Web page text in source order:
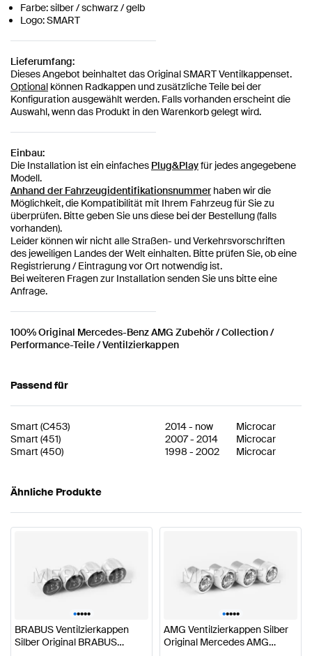
Farbe: silber / schwarz / gelb
Logo: SMART
Lieferumfang:
Dieses Angebot beinhaltet das Original SMART Ventilkappenset.
Optional können Radkappen und zusätzliche Teile bei der
Konfiguration ausgewählt werden. Falls vorhanden erscheint die
Auswahl, wenn das Produkt in den Warenkorb gelegt wird.
Einbau:
Die Installation ist ein einfaches Plug&Playfür jedes angegebene
Modell.
Anhand der Fahrzeugidentifikationsnummer haben wir die
Möglichkeit, die Kompatibilität mit Ihrem Fahrzeug für Sie zu
überprüfen. Bitte geben Sie uns diese bei der Bestellung (falls
vorhanden).
Leider können wir nicht alle Straßen- und Verkehrsvorschriften
des jeweiligen Landes der Welt einhalten. Bitte prüfen Sie, ob eine
Registrierung / Eintragung vor Ort notwendig ist.
Bei weiteren Fragen zur Installation senden Sie uns bitte eine
Anfrage.
100% Original Mercedes-Benz AMG Zubehör/ Collection /
Performance-Teile / Ventilzierkappen
Passend für
Smart (C453) 2014- now
Microcar
Smart (451) 2007- 2014
Microcar
Smart (450) 1998 - 2002 Microcar
Ähnliche Produkte
•••••
BRABUS Ventilzierkappen
Silber Original BRABUS
•••••
AMG Ventilzierkappen Silber
Original Mercedes AMG